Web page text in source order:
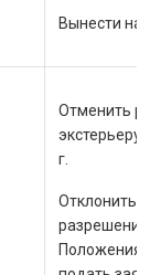
Вынести на
Отменить
экстерьеру
г.
Отклонить
разрешение
Положения